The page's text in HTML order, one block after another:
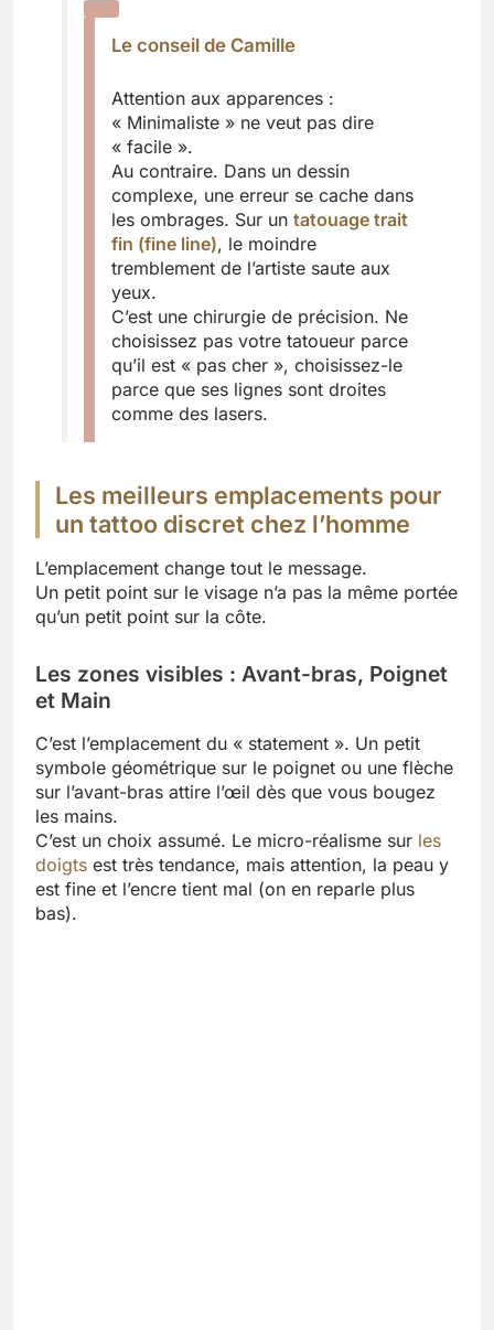
Le conseil de Camille
Attention aux apparences :
« Minimaliste » ne veut pas dire
« facile ».
Au contraire. Dans un dessin
complexe, une erreur se cache dans
les ombrages. Sur un tatouage trait
fin (fine line), le moindre
tremblement de l’artiste saute aux
yeux.
C’est une chirurgie de précision. Ne
choisissez pas votre tatoueur parce
qu’il est « pas cher », choisissez-le
parce que ses lignes sont droites
comme des lasers.
Les meilleurs emplacements pour
un tattoo discret chez l’homme
L’emplacement change tout le message.
Un petit point sur le visage n’a pas la même portée
qu’un petit point sur la côte.
Les zones visibles : Avant-bras, Poignet
et Main
C’est l’emplacement du « statement ». Un petit
symbole géométrique sur le poignet ou une flèche
sur l’avant-bras attire l’œil dès que vous bougez
les mains.
C’est un choix assumé. Le micro-réalisme sur les
doigts est très tendance, mais attention, la peau y
est fine et l’encre tient mal (on en reparle plus
bas).